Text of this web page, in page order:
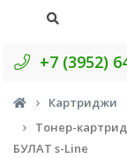
+7 (3952)
Картриджи
Тонер-
БУЛАТ s-Line